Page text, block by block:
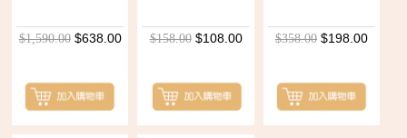
$1,590.00 $638.00 $158.00 $108.00 $358.00 $198.00